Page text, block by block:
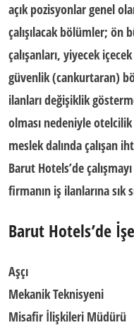
açık pozisyonlargenel
çalışılacak bölümler;
çalışanları, yiyecek
güvenlik (cankurtaran)
ilanları değişiklik
olması nedeniyle
meslek dalında çalışan
Barut Hotels’de
firmanın iş ilanlarına sık
Barut Hotels’de
Aşçı
Mekanik Teknisyeni
Misafir İlişkileri Müdürü